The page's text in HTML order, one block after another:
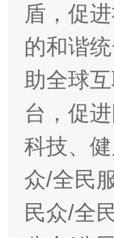
盾，促
的和谐
助全球
台，促
科技、
众/全民
民众/全